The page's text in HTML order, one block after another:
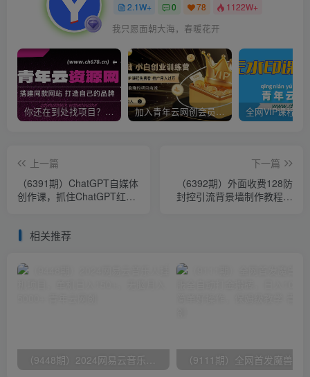
2.1W+ 0 78 1122W+
我只愿面朝大海，春暖花开
你还在到处找项目？还在当韭菜？我靠卖项目一个月收入5万+，曾经我也是个失败者。 加入青年云网创会员，全站资源免费学习。加入高级合伙人，推广日入1000+
上一篇
（6391期）ChatGPT自媒体
创作课，抓住ChatGPT红
下一篇
（6392期）外面收费128防
封控引流背景墙制作教程，
相关推荐